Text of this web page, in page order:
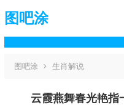
图吧涂
图吧涂 生肖解说
云霞燕舞春光艳指